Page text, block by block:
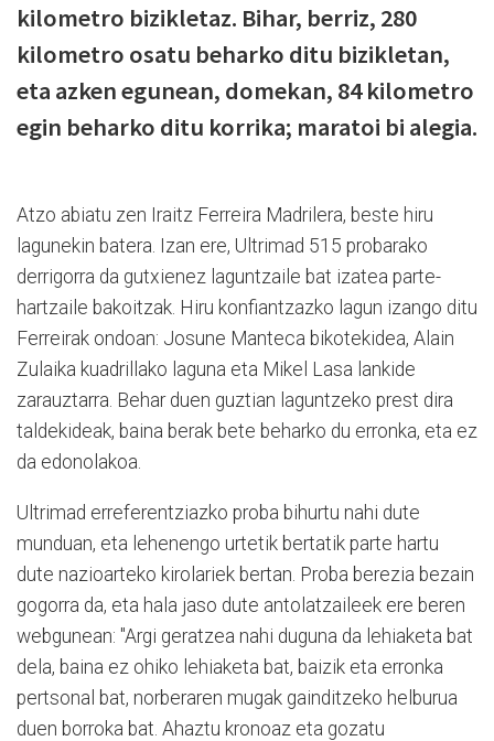
kilometro bizikletaz. Bihar, berriz, 280
kilometro osatu beharko ditu bizikletan,
eta azken egunean, domekan, 84 kilometro
egin beharko ditu korrika; maratoi bi alegia.
Atzo abiatu zen Iraitz Ferreira Madrilera, beste hiru
lagunekin batera. Izan ere, Ultrimad 515 probarako
derrigorra da gutxienez laguntzaile bat izatea parte-
hartzaile bakoitzak. Hiru konfiantzazko lagun izango ditu
Ferreirak ondoan: Josune Manteca bikotekidea, Alain
Zulaika kuadrillako laguna eta Mikel Lasa lankide
zarauztarra. Behar duen guztian laguntzeko prest dira
taldekideak, baina berak bete beharko du erronka, eta ez
da edonolakoa.
Ultrimad erreferentziazko proba bihurtu nahi dute
munduan, eta lehenengo urtetik bertatik parte hartu
dute nazioarteko kirolariek bertan. Proba berezia bezain
gogorra da, eta hala jaso dute antolatzaileek ere beren
webgunean: "Argi geratzea nahi duguna da lehiaketa bat
dela, baina ez ohiko lehiaketa bat, baizik eta erronka
pertsonal bat, norberaren mugak gainditzeko helburua
duen borroka bat. Ahaztu kronoaz eta gozatu